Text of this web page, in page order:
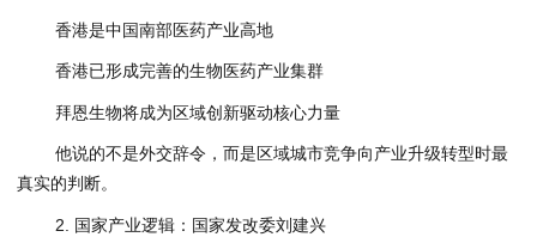
香港是中国南部医药产业高地
香港已形成完善的生物医药产业集群
拜恩生物将成为区域创新驱动核心力量
他说的不是外交辞令，而是区域城市竞争向产业升级转型时最
真实的判断。
2. 国家产业逻辑：国家发改委刘建兴